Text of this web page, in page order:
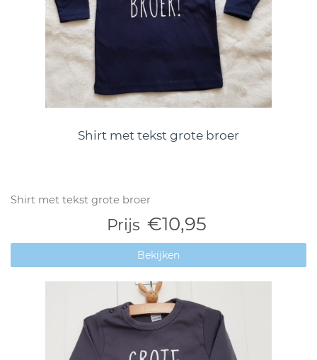
Shirt met tekst grote broer
Shirt met tekst grote broer
Prijs €10,95
Bekijken